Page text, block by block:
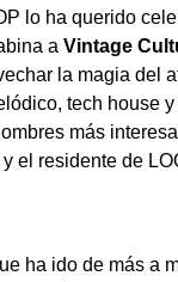
lo ha querido
a Vintage
la magia del
tech house
más
y el residente de
ha ido de más a